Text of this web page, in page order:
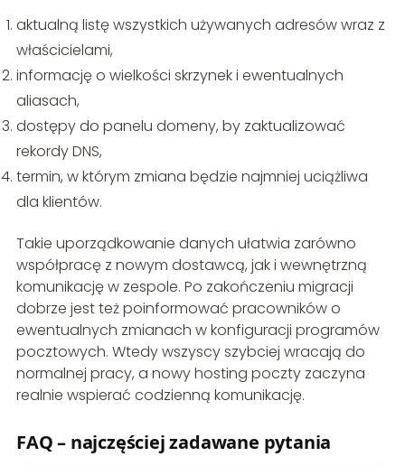
aktualną listę wszystkich używanych adresów wraz z
właścicielami,
informację o wielkości skrzynek i ewentualnych
aliasach,
dostępy do panelu domeny, by zaktualizować
rekordy DNS,
termin, w którym zmiana będzie najmniej uciążliwa
dla klientów.
Takie uporządkowanie danych ułatwia zarówno
współpracę z nowym dostawcą, jak i wewnętrzną
komunikację w zespole. Po zakończeniu migracji
dobrze jest też poinformować pracowników o
ewentualnych zmianach w konfiguracji programów
pocztowych. Wtedy wszyscy szybciej wracają do
normalnej pracy, a nowy hosting poczty zaczyna
realnie wspierać codzienną komunikację.
FAQ – najczęściej zadawane pytania